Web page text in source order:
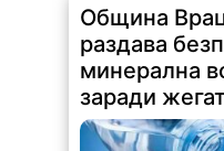
126 | 2026-08-
Във връзка с